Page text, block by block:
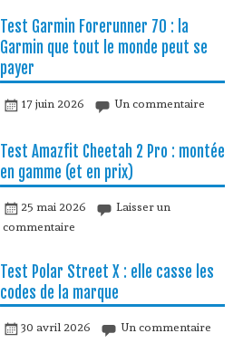
Test Garmin Forerunner 70 : la
Garmin que tout le monde peut se
payer
17 juin 2026 Un commentaire
Test Amazfit Cheetah 2 Pro : montée
en gamme (et en prix)
25 mai 2026
Laisser un
commentaire
Test Polar Street X : elle casse les
codes de la marque
30 avril 2026 Un commentaire